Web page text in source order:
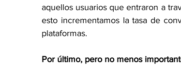
aquellos usuarios que entraron a
esto incrementamos la tasa de
plataformas.
Por último, pero no menos